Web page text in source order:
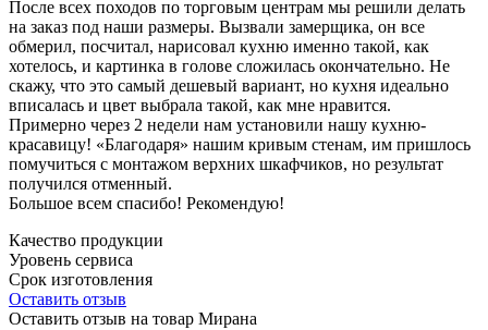
После всех походов по торговым центрам мы решили делать
на заказ под наши размеры. Вызвали замерщика, он все
обмерил, посчитал, нарисовал кухню именно такой, как
хотелось, и картинка в голове сложилась окончательно. Не
скажу, что это самый дешевый вариант, но кухня идеально
вписалась и цвет выбрала такой, как мне нравится.
Примерно через 2 недели нам установили нашу кухню-
красавицу! «Благодаря» нашим кривым стенам, им пришлось
помучиться с монтажом верхних шкафчиков, но результат
получился отменный.
Большое всем спасибо! Рекомендую!
Качество продукции
Уровень сервиса
Срок изготовления
Оставить отзыв
Оставить отзыв на товар Мирана